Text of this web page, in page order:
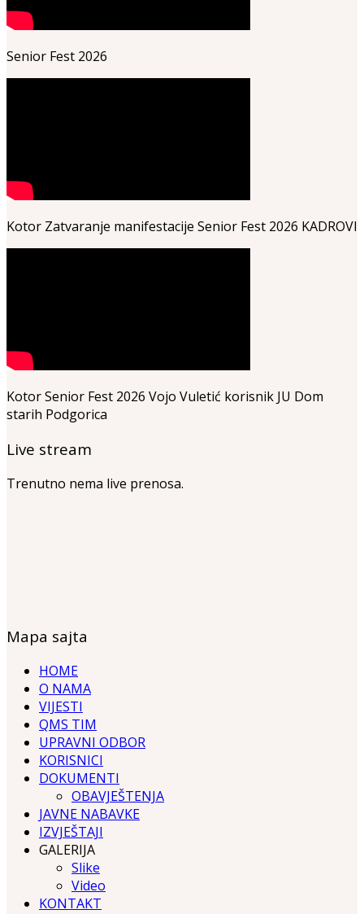
Senior Fest 2026
Kotor Zatvaranje manifestacije Senior Fest 2026 KADROVI
Kotor Senior Fest 2026 Vojo Vuletić korisnik JU Dom
starih Podgorica
Live stream
Trenutno nema live prenosa.
Mapa sajta
HOME
O NAMA
VIJESTI
QMS TIM
UPRAVNI ODBOR
KORISNICI
DOKUMENTI
OBAVJEŠTENJA
JAVNE NABAVKE
IZVJEŠTAJI
GALERIJA
Slike
Video
KONTAKT